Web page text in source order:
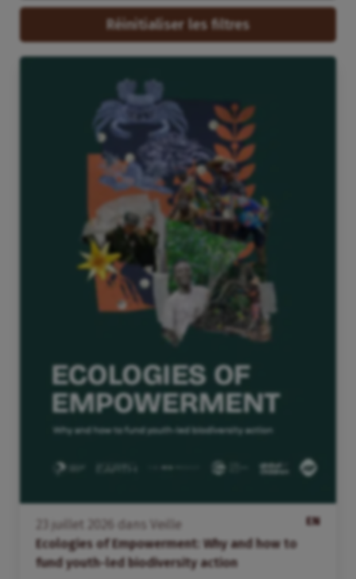
Réinitialiser les filtres
EN
juillet dans
Veille
Ecologies of Empowerment: Why and how to
fund youth-led biodiversity action